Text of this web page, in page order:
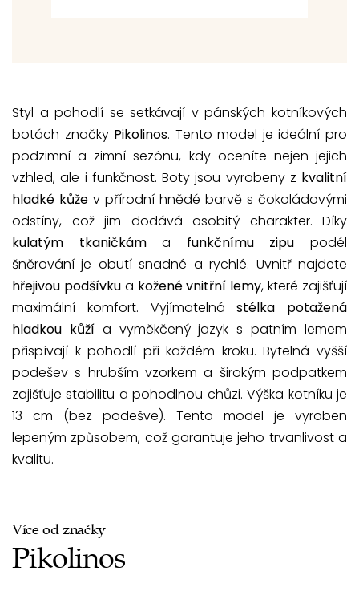
Styl a pohodlí se setkávají v pánských kotníkových
botách značky Pikolinos. Tento model je ideální pro
podzimní a zimní sezónu, kdy oceníte nejen jejich
vzhled, ale i funkčnost. Boty jsou vyrobeny z kvalitní
hladké kůže v přírodní hnědé barvě s čokoládovými
odstíny, což jim dodává osobitý charakter. Díky
kulatým tkaničkáma funkčnímu zipu podél
šněrování je obutí snadné a rychlé. Uvnitř najdete
hřejivou podšívkua kožené vnitřní lemy, které zajišťují
maximální komfort. Vyjímatelnástélka potažená
hladkou kůžía vyměkčený jazyk s patním lemem
přispívají k pohodlí při každém kroku. Bytelná vyšší
podešev s hrubším vzorkem a širokým podpatkem
zajišťuje stabilitu a pohodlnou chůzi. Výška kotníku je
13 cm (bez podešve). Tento model je vyroben
lepeným způsobem, což garantuje jeho trvanlivost a
kvalitu.
Více od značky
Pikolinos